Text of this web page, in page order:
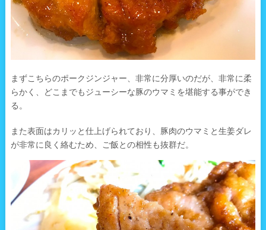
まずこちらのポークジンジャー、非常に分厚いのだが、非常に柔
らかく、どこまでもジューシーな豚のウマミを堪能する事ができ
る。
また表面はカリッと仕上げられており、豚肉のウマミと生姜ダレ
が非常に良く絡むため、ご飯との相性も抜群だ。